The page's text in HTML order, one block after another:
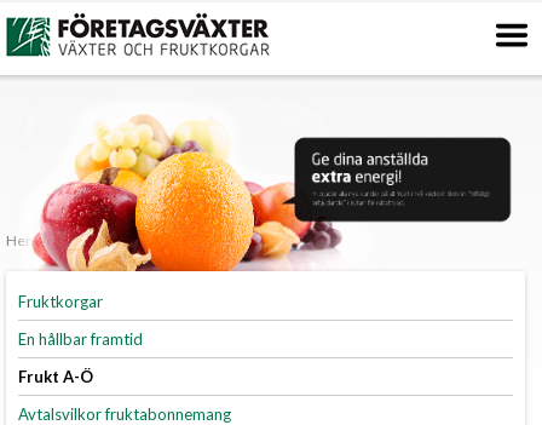
content
Hem/ Frukt/ A-Ö
Fruktkorgar
En hållbar framtid
Frukt A-Ö
Avtalsvilkor fruktabonnemang